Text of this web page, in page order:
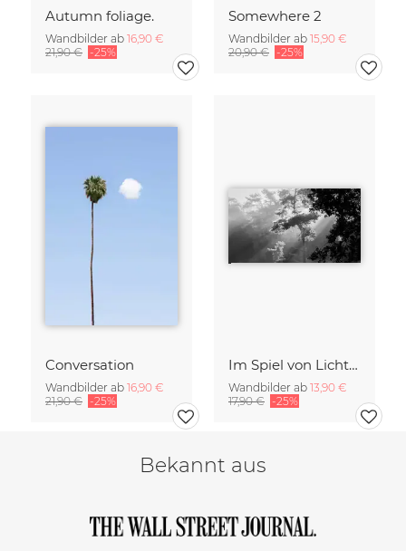
Autumn foliage.
Wandbilder ab 16,90 €
21,90 € -25%
Somewhere 2
Wandbilder ab 15,90 €
20,90 € -25%
Conversation
Wandbilder ab 16,90 €
21,90 € -25%
Im Spiel von Licht und Schatten
Wandbilder ab 13,90 €
17,90 € -25%
Bekannt aus